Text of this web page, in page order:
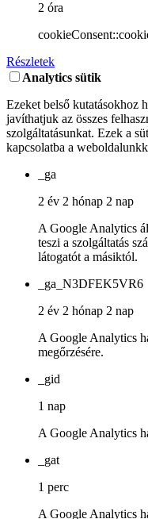
2 óra
Részletek
Analytics sütik
Ezeket belső kutatásokhoz
javíthatjuk az összes
szolgáltatásunkat. Ezek a
kapcsolatba a
_ga
2 év 2 hónap 2 nap
A Google Analytics
teszi a szolgáltatás
látogatót a másiktól.
_ga_N3DFEK5VR6
2 év 2 hónap 2 nap
A Google Analytics
megőrzésére.
_gid
1 nap
A Google Analytics
_gat
1 perc
A Google Analytics